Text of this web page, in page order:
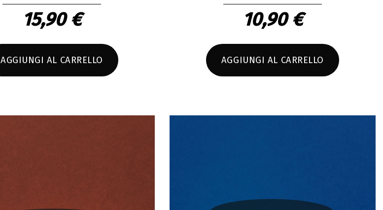
15,90 €
AGGIUNGI AL CARRELLO
10,90 €
AGGIUNGI AL CARRELLO